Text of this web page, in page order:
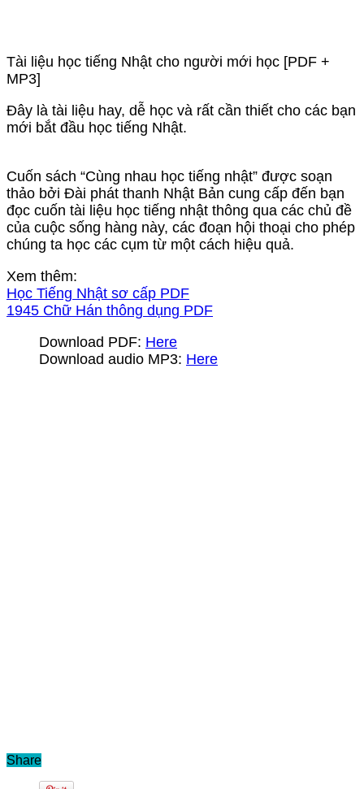
Tài liệu học tiếng Nhật cho người mới học [PDF +
MP3]
Đây là tài liệu hay, dễ học và rất cần thiết cho các bạn
mới bắt đầu học tiếng Nhật.
Cuốn sách “Cùng nhau học tiếng nhật” được soạn
thảo bởi Đài phát thanh Nhật Bản cung cấp đến bạn
đọc cuốn tài liệu học tiếng nhật thông qua các chủ đề
của cuộc sống hàng này, các đoạn hội thoại cho phép
chúng ta học các cụm từ một cách hiệu quả.
Xem thêm:
Học Tiếng Nhật sơ cấp PDF
1945 Chữ Hán thông dụng PDF
Download PDF: Here
Download audio MP3: Here
Share